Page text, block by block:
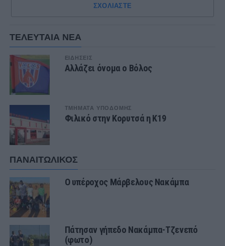
ΣΧΟΛΙΑΣΤΕ
ΤΕΛΕΥΤΑΙΑ ΝΕΑ
ΕΙΔΗΣΕΙΣ
Αλλάζει όνομα ο Βόλος
ΤΜΗΜΑΤΑ ΥΠΟΔΟΜΗΣ
Φιλικό στην Κορυτσά η Κ19
ΠΑΝΑΙΤΩΛΙΚΟΣ
Ο υπέροχος Μάρβελους Νακάμπα
Πάτησαν γήπεδο Νακάμπα-Τζενεπό
(φωτο)